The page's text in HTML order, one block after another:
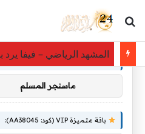
بحث عن
المشهد الرياضي – فيفا يرد
توصيات :
باقة متميزة VIP (كود: AA26790):
ماسنجر المسلم
باقة متميزة VIP (كود: AA38045):